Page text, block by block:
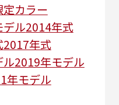
カラー
ル2014年式
2017年式
ル2019年モデル
年モデル